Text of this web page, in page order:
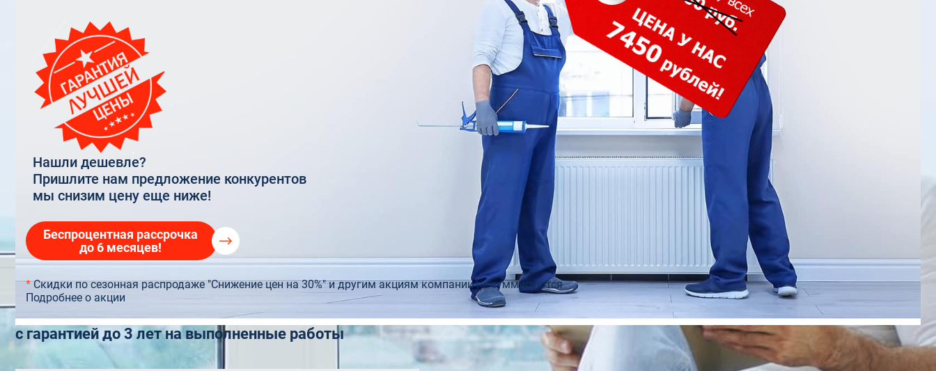
VELUX PREMIUMОстекление торговых центров
Панорамное остекление
Теплая входная дверь в дом
Входные двери для дачи
Двери экошпон
Двери бетон
Белый глянец
Входная группа ресторана
Нашли дешевле?
Пришлите нам предложение конкурентов
мы снизим цену еще ниже!
Беспроцентная рассрочка
до 6 месяцев!
*Скидки по сезонная распродаже "Снижение цен на 30%" и другим акциям компании не суммируются
Подробнее о акции
с гарантией до 3 лет на выполненные работы